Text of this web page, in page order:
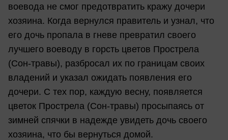
воевода не смог предотвратить кражу дочери
хозяина. Когда вернулся правитель и узнал, что
его дочь пропала в гневе превратил своего
лучшего воеводу в горсть цветов Прострела
(Сон-травы), разбросал их по границам своих
владений и указал ожидать появления его
дочери. С тех пор, каждую весну, появляется
цветок Прострела (Сон-травы) просыпаясь от
зимней спячки в надежде увидеть дочь своего
хозяина, что бы вернуться домой.